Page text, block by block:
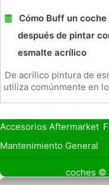
Cómo Buff un coche
después de pintar
esmalte acrílico
De acrílico pintura de
utiliza comúnmente en
Accesorios Aftermarket
Seguro de Coche
Mantenimiento General
Seguridad Vial
Vender Mi Cochecoches ©